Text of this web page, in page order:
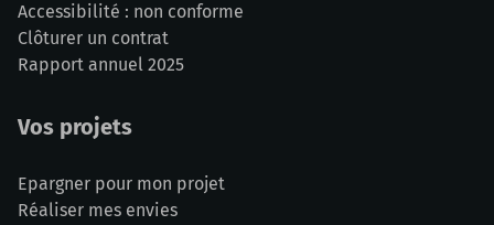
Accessibilité : non conforme
Clôturer un contrat
Rapport annuel 2025
Vos projets
Epargner pour mon projet
Réaliser mes envies